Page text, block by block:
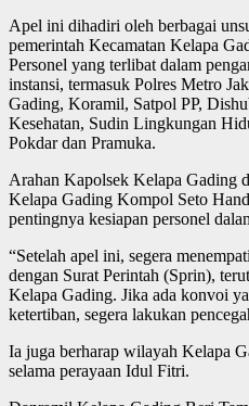
Apel ini dihadiri oleh berbagai
pemerintah Kecamatan Kelapa
Personel yang terlibat dalam
instansi, termasuk Polres Metro
Gading, Koramil, Satpol PP,
Kesehatan, Sudin Lingkungan
Pokdar dan Pramuka.
Arahan Kapolsek Kelapa Gading
Kelapa Gading Kompol Seto
pentingnya kesiapan personel
“Setelah apel ini, segera
dengan Surat Perintah (Sprin),
Kelapa Gading. Jika ada konvoi
ketertiban, segera lakukan
Ia juga berharap wilayah Kelapa
selama perayaan Idul Fitri.